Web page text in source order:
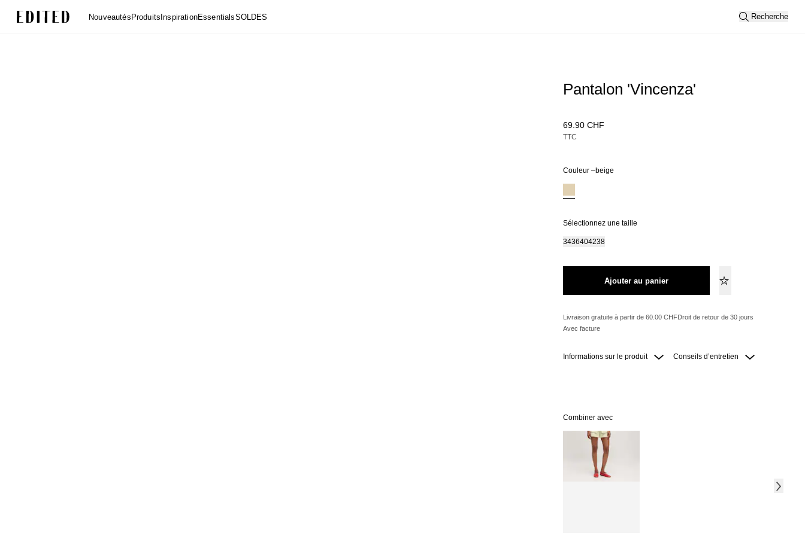
NouveautésProduitsInspirationEssentialsSOLDES Recherche
Pantalon 'Vincenza'
69.90 CHF
TTC
Couleur –beige
Sélectionnez une taille
3436404238
Ajouter au panier
Livraison gratuite à partir de 60.00 CHFDroit de retour de 30 jours
Avec facture
Informations sur le produit Conseils d’entretien
Combiner avec